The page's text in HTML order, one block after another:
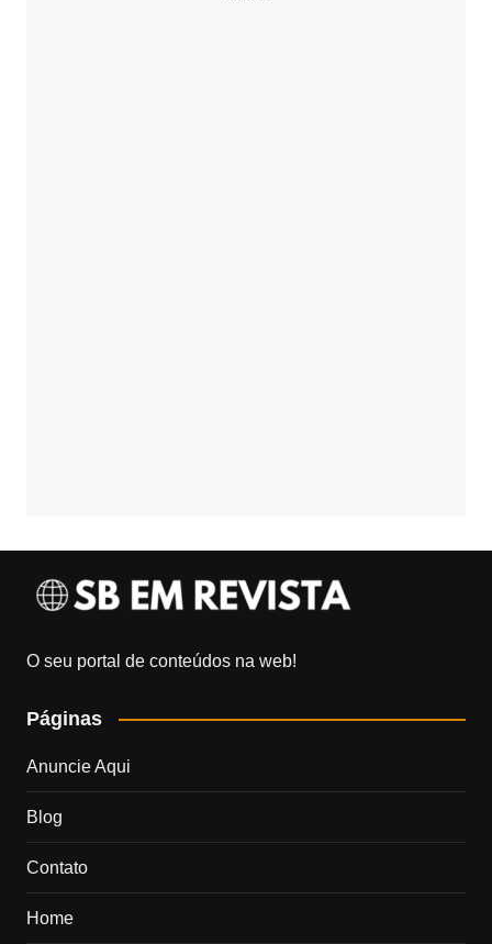
O seu portal de conteúdos na web!
Páginas
Anuncie Aqui
Blog
Contato
Home